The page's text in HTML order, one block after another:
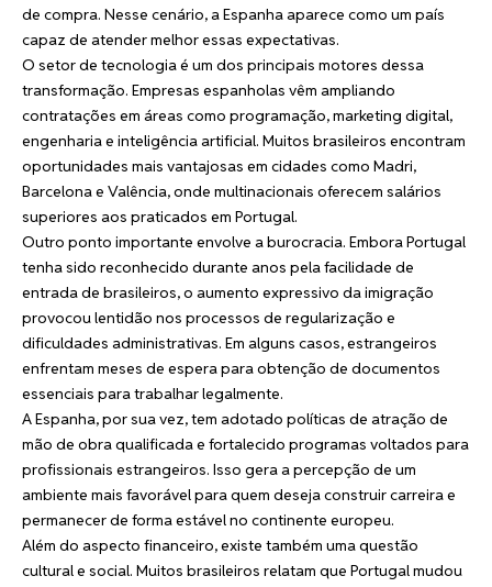
de compra. Nesse cenário, a Espanha aparece como um país
capaz de atender melhor essas expectativas.
O setor de tecnologia é um dos principais motores dessa
transformação. Empresas espanholas vêm ampliando
contratações em áreas como programação, marketing digital,
engenharia e inteligência artificial. Muitos brasileiros encontram
oportunidades mais vantajosas em cidades como Madri,
Barcelona e Valência, onde multinacionais oferecem salários
superiores aos praticados em Portugal.
Outro ponto importante envolve a burocracia. Embora Portugal
tenha sido reconhecido durante anos pela facilidade de
entrada de brasileiros, o aumento expressivo da imigração
provocou lentidão nos processos de regularização e
dificuldades administrativas. Em alguns casos, estrangeiros
enfrentam meses de espera para obtenção de documentos
essenciais para trabalhar legalmente.
A Espanha, por sua vez, tem adotado políticas de atração de
mão de obra qualificada e fortalecido programas voltados para
profissionais estrangeiros. Isso gera a percepção de um
ambiente mais favorável para quem deseja construir carreira e
permanecer de forma estável no continente europeu.
Além do aspecto financeiro, existe também uma questão
cultural e social. Muitos brasileiros relatam que Portugal mudou